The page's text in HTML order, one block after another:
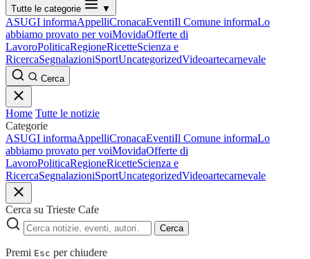
Tutte le categorie ▼
ASUGI informaAppelliCronacaEventiIl Comune informaLo
abbiamo provato per voiMovidaOfferte di
LavoroPoliticaRegioneRicetteScienza e
RicercaSegnalazioniSportUncategorizedVideoartecarnevale
Cerca
Home Tutte le notizie
Categorie
ASUGI informaAppelliCronacaEventiIl Comune informaLo
abbiamo provato per voiMovidaOfferte di
LavoroPoliticaRegioneRicetteScienza e
RicercaSegnalazioniSportUncategorizedVideoartecarnevale
Cerca su Trieste Cafe
Cerca
Premi Esc per chiudere